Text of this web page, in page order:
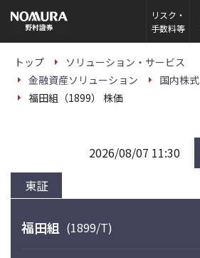
の
ー
リスク・
手数料等
トップ
ソリューション・サービス
金融資産ソリューション
国内株式
福田組（1899） 株価
東証
2026/08/07 11:30
福田組 (1899/T)